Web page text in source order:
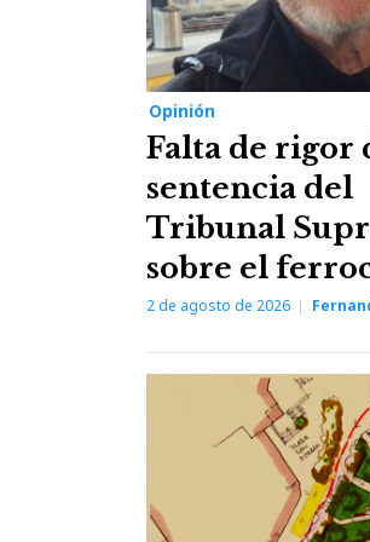
Opinión
Falta de rigor
sentencia del
Tribunal
sobre el
2 de agosto de 2026